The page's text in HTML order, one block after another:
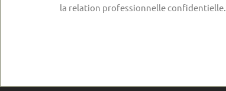
la relation professionnelle confidentielle.